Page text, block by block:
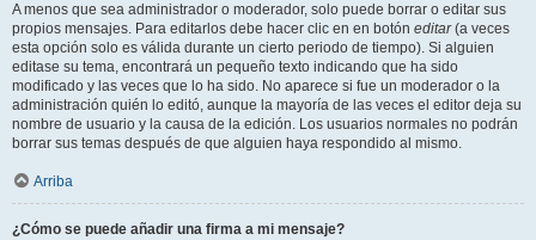
A menos que sea administrador o moderador, solo puede borrar o editar sus
propios mensajes. Para editarlos debe hacer clic en en botón editar(a veces
esta opción solo es válida durante un cierto periodo de tiempo). Si alguien
editase su tema, encontrará un pequeño texto indicando que ha sido
modificado y las veces que lo ha sido. No aparece si fue un moderador o la
administración quién lo editó, aunque la mayoría de las veces el editor deja su
nombre de usuario y la causa de la edición. Los usuarios normales no podrán
borrar sus temas después de que alguien haya respondido al mismo.
Arriba
¿Cómo se puede añadir una firma a mi mensaje?